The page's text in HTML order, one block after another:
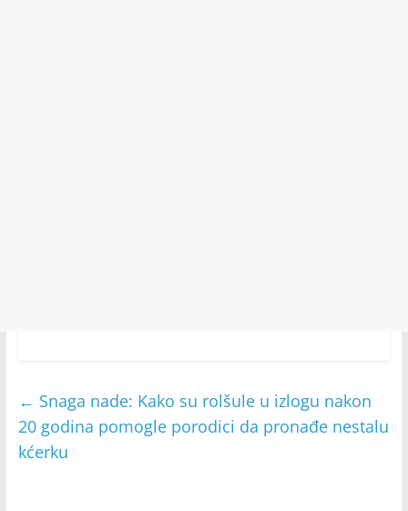
← Snaga nade: Kako su rolšule u izlogu nakon
20 godina pomogle porodici da pronađe nestalu
kćerku